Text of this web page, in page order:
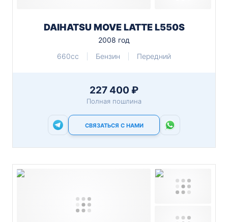
DAIHATSU MOVE LATTE L550S
2008 год
660cc
Бензин Передний
227 400 ₽
Полная пошлина
СВЯЗАТЬСЯ С НАМИ